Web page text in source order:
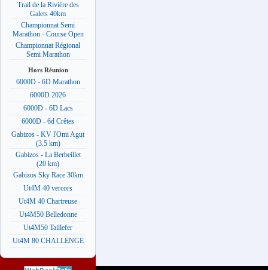
Trail de la Rivière des
Galets 40km
Championnat Semi
Marathon - Course Open
Championnat Régional
Semi Marathon
Hors Réunion
6000D - 6D Marathon
6000D 2026
6000D - 6D Lacs
6000D - 6d Crêtes
Gabizos - KV l'Omi Agut
(3.5 km)
Gabizos - La Berbeillet
(20 km)
Gabizos Sky Race 30km
Ut4M 40 vercors
Ut4M 40 Chartreuse
Ut4M50 Belledonne
Ut4M50 Taillefer
Ut4M 80 CHALLENGE